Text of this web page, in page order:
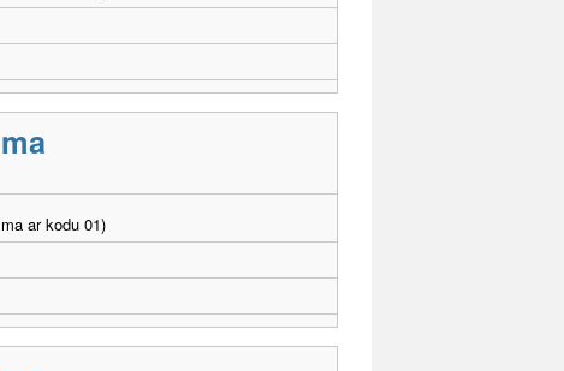
ar kodu 01)